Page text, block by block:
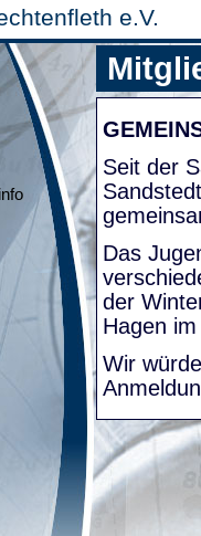
e.V.
Seit der
Das
der
Hagen
Wir